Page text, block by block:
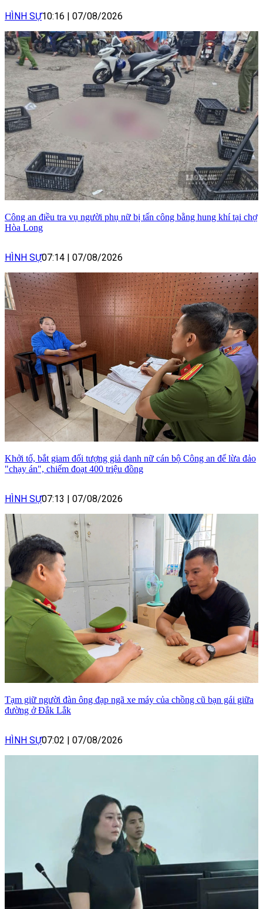
HÌNH SỰ10:16 | 07/08/2026
Công an điều tra vụ người phụ nữ bị tấn công bằng hung khí tại chợ
Hòa Long
HÌNH SỰ07:14 | 07/08/2026
Khởi tố, bắt giam đối tượng giả danh nữ cán bộ Công an để lừa đảo
"chạy án", chiếm đoạt 400 triệu đồng
HÌNH SỰ07:13 | 07/08/2026
Tạm giữ người đàn ông đạp ngã xe máy của chồng cũ bạn gái giữa
đường ở Đắk Lắk
HÌNH SỰ07:02 | 07/08/2026